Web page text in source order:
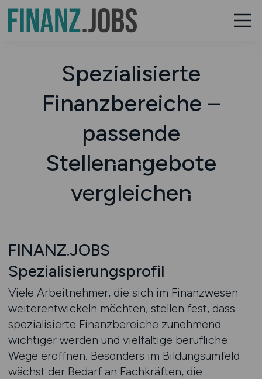
Spezialisierte
Finanzbereiche –
passende
Stellenangebote
vergleichen
FINANZ.JOBS
Spezialisierungsprofil
Viele Arbeitnehmer, die sich im Finanzwesen
weiterentwickeln möchten, stellen fest, dass
spezialisierte Finanzbereiche zunehmend
wichtiger werden und vielfältige berufliche
Wege eröffnen. Besonders im Bildungsumfeld
wächst der Bedarf an Fachkräften, die